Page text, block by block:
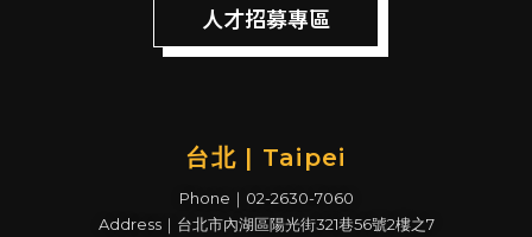
人才招募專區
台北 | Taipei
Phone｜02-2630-7060
Address｜台北市內湖區陽光街321巷56號2樓之7